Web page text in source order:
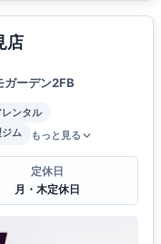
店
ガーデン2FB
ンタル
ム もっと見る
定休日
月・木定休日